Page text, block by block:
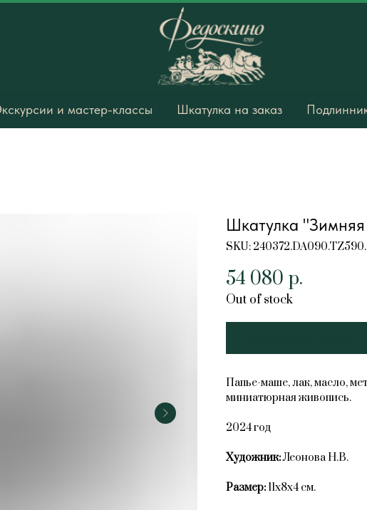
и мастер-классы Шкатулка на заказ
Шкатулка
SKU:
54 080 р.
Out of stock
Папье-маше, лак, масло,
миниатюрная живопись.
2024 год
Художник:Леонова Н.В.
Размер: 11х8х4 см.